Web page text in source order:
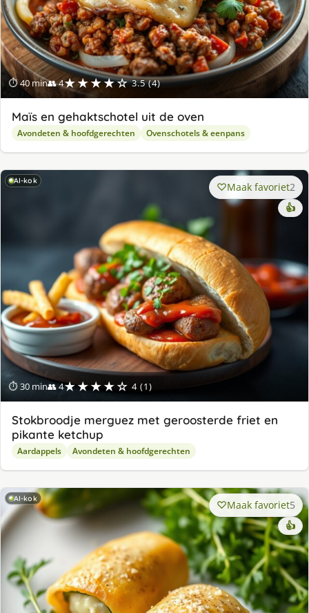
⏱ 40 min👥 4★★★★☆ 3.5 (4)
Maïs en gehaktschotel uit de oven
Avondeten & hoofdgerechten Ovenschotels & eenpans
AI-kok
⏱ 30 min👥 4★★★★☆ 4 (1)
Maak favoriet2
👍
Stokbroodje merguez met geroosterde friet en
pikante ketchup
Aardappels Avondeten & hoofdgerechten
AI-kok Maak favoriet5
👍